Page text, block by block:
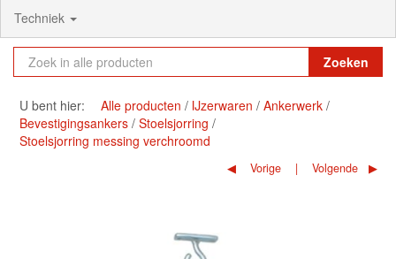
Techniek
Zoeken
U bent hier: Alle producten IJzerwaren
Ankerwerk
Bevestigingsankers Stoelsjorring
Stoelsjorring messing verchroomd
Vorige Volgende